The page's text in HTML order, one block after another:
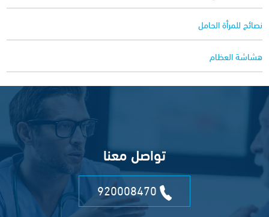
نصائح للمرأة الحامل
هشاشة العظام
تواصل معنا